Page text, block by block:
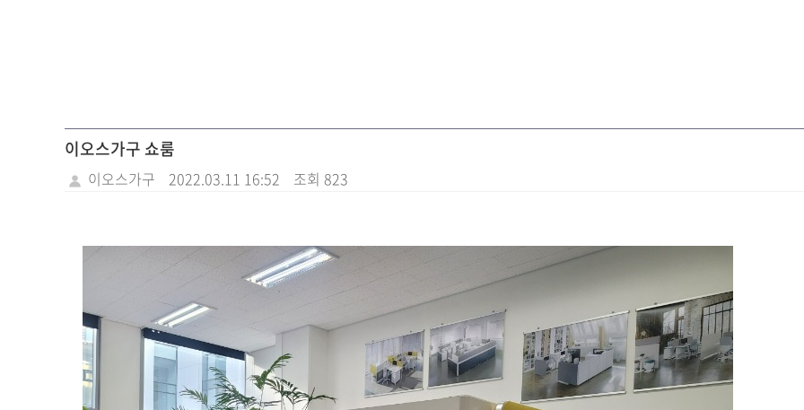
이오스가구 쇼룸
이오스가구 2022.03.11 16:52 조회 823